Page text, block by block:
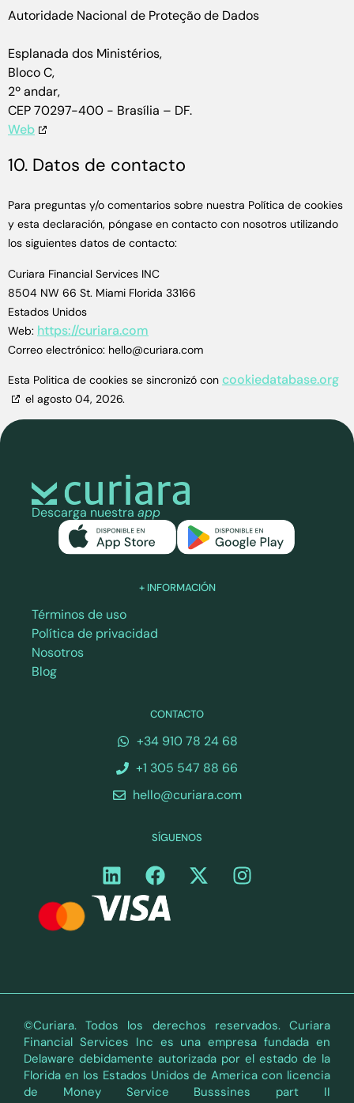
Autoridade Nacional de Proteção de Dados
Esplanada dos Ministérios,
Bloco C,
2º andar,
CEP 70297-400 - Brasília – DF.
Web
10. Datos de contacto
Para preguntas y/o comentarios sobre nuestra Política de cookies
y esta declaración, póngase en contacto con nosotros utilizando
los siguientes datos de contacto:
Curiara Financial Services INC
8504 NW 66 St. Miami Florida 33166
Estados Unidos
Web: https://curiara.com
Correo electrónico: hello@curiara.com
Esta Politica de cookies se sincronizó con cookiedatabase.org
el agosto 04, 2026.
Descarga nuestra app
+ INFORMACIÓN
Términos de uso
Política de privacidad
Nosotros
Blog
CONTACTO
+34 910 78 24 68
+1 305 547 88 66
hello@curiara.com
SÍGUENOS
©Curiara. Todos los derechos reservados. Curiara
Financial Services Inc es una empresa fundada en
Delaware debidamente autorizada por el estado de la
Florida en los Estados Unidos de America con licencia
de Money Service Busssines part II